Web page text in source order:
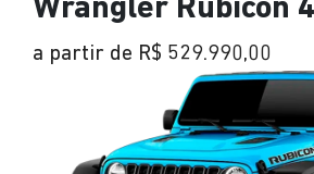
Wrangler Rubicon
a partir de R$ 529.990,00